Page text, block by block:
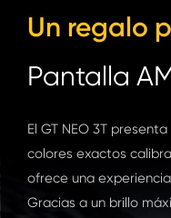
Un regalo
Pantalla
El GT NEO 3T
colores exactos
ofrece una
Gracias a un brillo